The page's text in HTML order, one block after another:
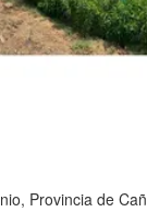
Provincia de